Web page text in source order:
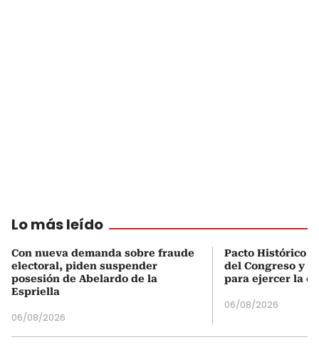
Lo más leído
Con nueva demanda sobre fraude
electoral, piden suspender
posesión de Abelardo de la
Espriella
06/08/2026
Pacto Histórico
del Congreso y
para ejercer la
06/08/2026